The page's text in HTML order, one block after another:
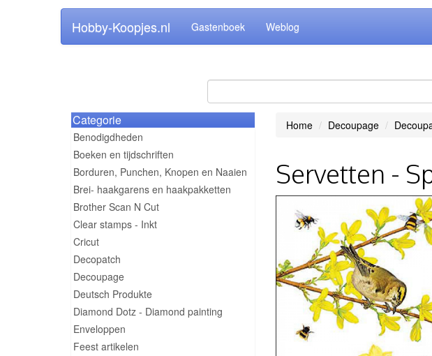
Hobby-Koopjes.nl Gastenboek Weblog
Categorie
Benodigdheden
Boeken en tijdschriften
Borduren, Punchen, Knopen en Naaien
Brei- haakgarens en haakpakketten
Brother Scan N Cut
Clear stamps - Inkt
Cricut
Decopatch
Decoupage
Deutsch Produkte
Diamond Dotz - Diamond painting
Enveloppen
Feest artikelen
Home Decoupage
Servetten -